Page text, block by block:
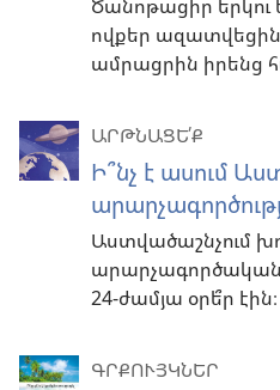
Ծանոթացիր
ովքեր
ամրացրին իրենց
ԱՐԹՆԱՑԵ՛Ք
Ի՞նչ է ասում
Աստվածաշնչում
արարչագործական
24-ժամյա օրե՞ր էին։
ԳՐՔՈՒՅԿՆԵՐ